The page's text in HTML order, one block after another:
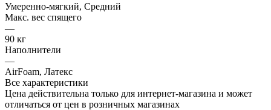
Умеренно-мягкий, Средний
Макс. вес спящего
—
90 кг
Наполнители
—
AirFoam, Латекс
Все характеристики
Цена действительна только для интернет-магазина и может
отличаться от цен в розничных магазинах